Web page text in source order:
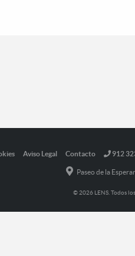
Aviso Legal Contacto 912
Paseo de la
© 2026 LENS. Todos